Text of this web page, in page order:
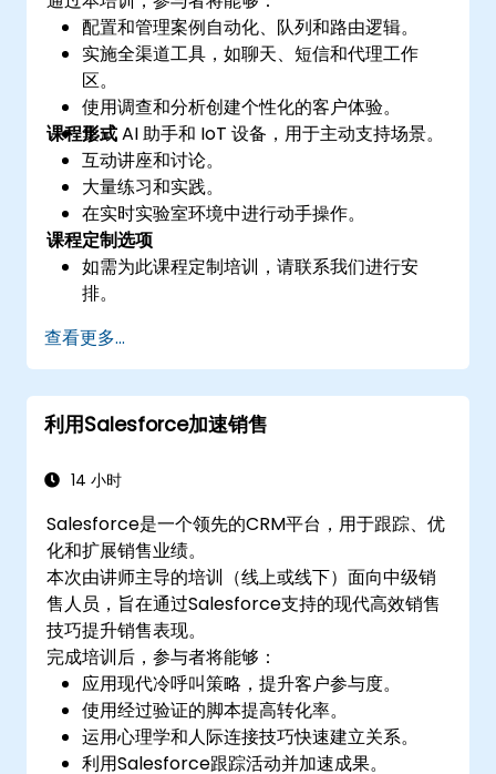
配置和管理案例自动化、队列和路由逻辑。
实施全渠道工具，如聊天、短信和代理工作
区。
使用调查和分析创建个性化的客户体验。
集成 AI 助手和 IoT 设备，用于主动支持场景。
课程形式
互动讲座和讨论。
大量练习和实践。
在实时实验室环境中进行动手操作。
课程定制选项
如需为此课程定制培训，请联系我们进行安
排。
查看更多...
利用Salesforce加速销售
14 小时
Salesforce是一个领先的CRM平台，用于跟踪、优
化和扩展销售业绩。
本次由讲师主导的培训（线上或线下）面向中级销
售人员，旨在通过Salesforce支持的现代高效销售
技巧提升销售表现。
完成培训后，参与者将能够：
应用现代冷呼叫策略，提升客户参与度。
使用经过验证的脚本提高转化率。
运用心理学和人际连接技巧快速建立关系。
利用Salesforce跟踪活动并加速成果。